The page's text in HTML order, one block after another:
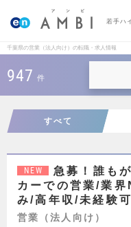
若手ハ
千葉県の営業（法人向け）の転職・求人情報
947 件
すべて
NEW
急募！誰も
カーでの営業/業
み/高年収/未経験可
営業（法人向け）